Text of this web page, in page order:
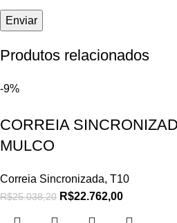
Produtos relacionados
-9%
CORREIA
MULCO
Correia Sincronizada, T10
R$25.038,20 R$22.762,00